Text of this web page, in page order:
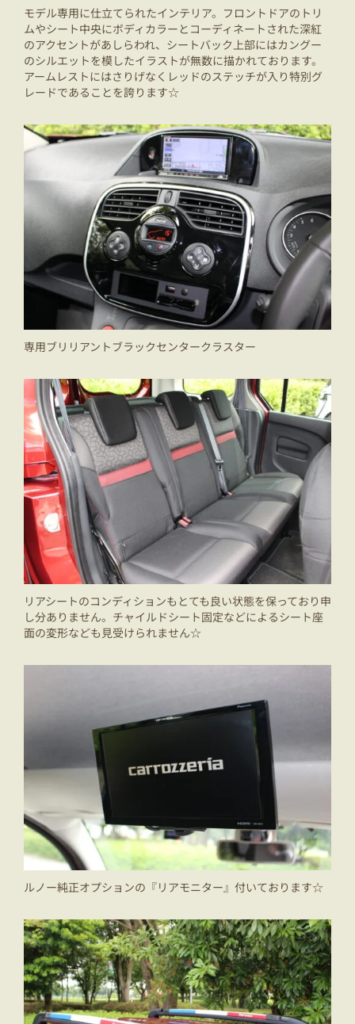
モデル専用に仕立てられたインテリア。フロントドアのトリ
ムやシート中央にボディカラーとコーディネートされた深紅
のアクセントがあしらわれ、シートバック上部にはカングー
のシルエットを模したイラストが無数に描かれております。
アームレストにはさりげなくレッドのステッチが入り特別グ
レードであることを誇ります☆
専用ブリリアントブラックセンタークラスター
リアシートのコンディションもとても良い状態を保っており申
し分ありません。チャイルドシート固定などによるシート座
面の変形なども見受けられません☆
ルノー純正オプションの『リアモニター』付いております☆